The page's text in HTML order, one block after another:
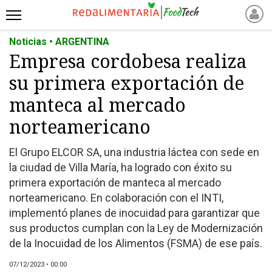
INICIO
NOTICIAS RECIENTES
NOTICIAS
PROTEÍNAS
ALTERNATIVAS
ANIMAL FREE
FOODTECH
OTROS INGREDIENTES
QUIÉNES SOMOS
MARKETPLACE
DIRECTORIO
MEDIA KIT
Noticias • ARGENTINA
Empresa cordobesa realiza
su primera exportación de
manteca al mercado
norteamericano
El Grupo ELCOR SA, una industria láctea con sede en
la ciudad de Villa María, ha logrado con éxito su
primera exportación de manteca al mercado
norteamericano. En colaboración con el INTI,
implementó planes de inocuidad para garantizar que
sus productos cumplan con la Ley de Modernización
de la Inocuidad de los Alimentos (FSMA) de ese país.
07/12/2023 • 00:00